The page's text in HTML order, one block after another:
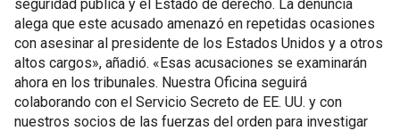
seguridad pública y el Estado de derecho. La denuncia
alega que este acusado amenazó en repetidas ocasiones
con asesinar al presidente de los Estados Unidos y a otros
altos cargos», añadió. «Esas acusaciones se examinarán
ahora en los tribunales. Nuestra Oficina seguirá
colaborando con el Servicio Secreto de EE. UU. y con
nuestros socios de las fuerzas del orden para investigar